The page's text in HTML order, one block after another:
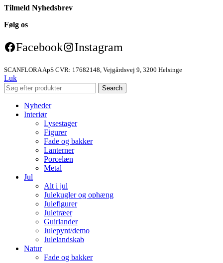
Tilmeld Nyhedsbrev
Følg os
Facebook Instagram
SCANFLORA ApS CVR: 17682148, Vejgårdsvej 9, 3200 Helsinge
Luk
Search
Nyheder
Interiør
Lysestager
Figurer
Fade og bakker
Lanterner
Porcelæn
Metal
Jul
Alt i jul
Julekugler og ophæng
Julefigurer
Juletræer
Guirlander
Julepynt/demo
Julelandskab
Natur
Fade og bakker